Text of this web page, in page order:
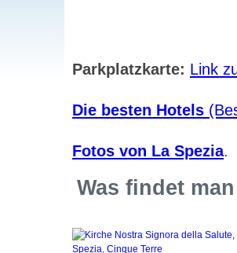
Parkplatzkarte: Link
Die besten Hotels
Fotos von La Spezia.
Was findet